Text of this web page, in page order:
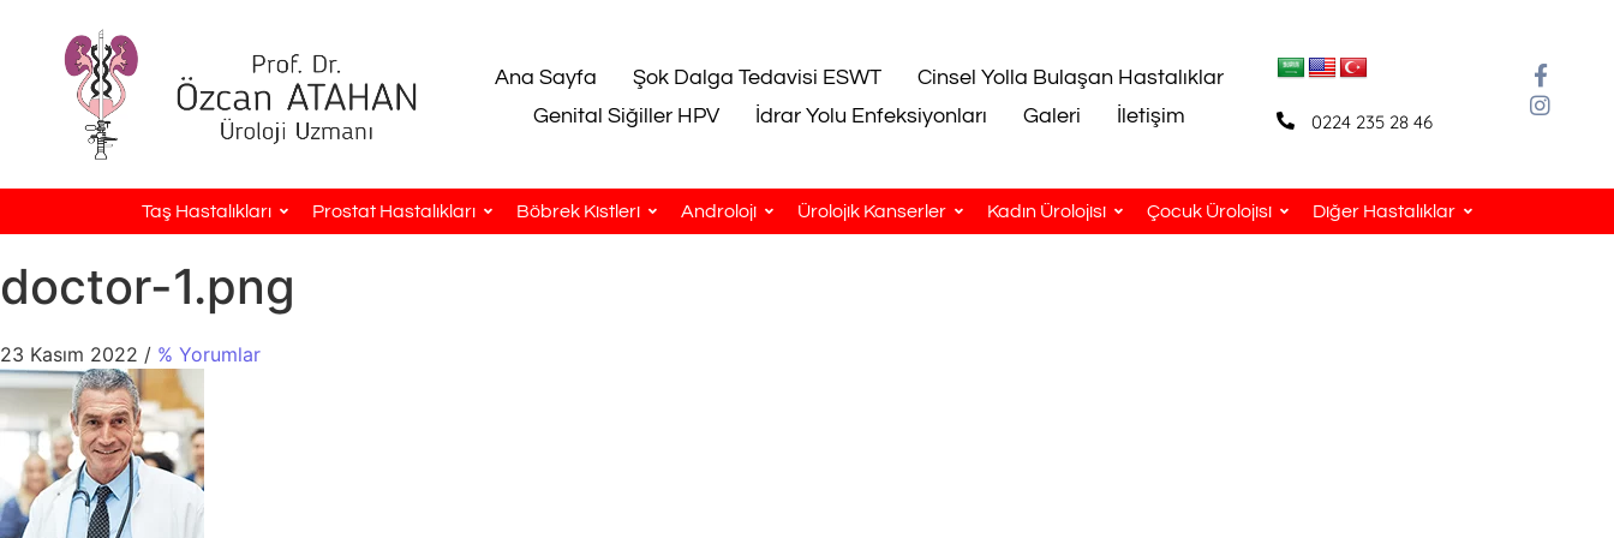
Ana Sayfa Şok Dalga Tedavisi ESWT
Cinsel Yolla Bulaşan Hastalıklar
Genital Siğiller HPV
İdrar Yolu Enfeksiyonları Galeri İletişim 0224 235 28 46
Taş Hastalıkları Prostat Hastalıkları Böbrek Kistleri Androloji Ürolojik Kanserler Kadın Ürolojisi Çocuk Ürolojisi Diğer Hastalıklar
doctor-1.png
23 Kasım 2022 / % Yorumlar